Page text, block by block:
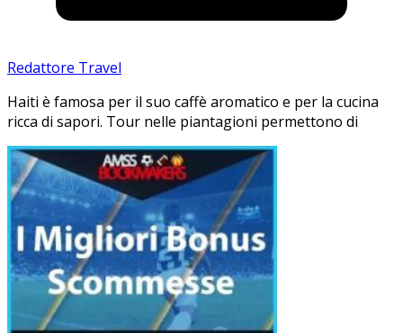
Redattore Travel
Haiti è famosa per il suo caffè aromatico e per la cucina
ricca di sapori. Tour nelle piantagioni permettono di